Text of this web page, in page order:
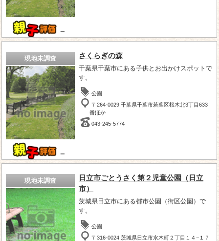
－
現地未調査
－
さくらぎの森
千葉県千葉市にある子供とお出かけスポットで
す。
公園
〒264-0029 千葉県千葉市若葉区桜木北3丁目633
番ほか
043-245-5774
現地未調査
日立市ごとうさく第２児童公園（日立
市）
茨城県日立市にある都市公園（街区公園）で
す。
公園
〒316-0024 茨城県日立市水木町２丁目１４−１７